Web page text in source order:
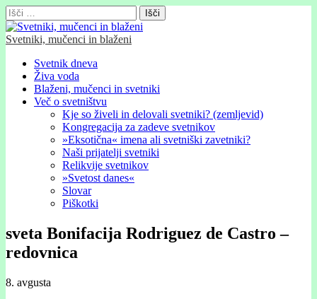
Išči:
Svetniki, mučenci in blaženi
Glavni
meni
Skip
content
Svetnik dneva
Živa voda
Blaženi, mučenci in svetniki
Več o svetništvu
Kje so živeli in delovali svetniki? (zemljevid)
Kongregacija za zadeve svetnikov
»Eksotična« imena ali svetniški zavetniki?
Naši prijatelji svetniki
Relikvije svetnikov
»Svetost danes«
Slovar
Piškotki
sveta Bonifacija Rodriguez de Castro –
redovnica
8. avgusta